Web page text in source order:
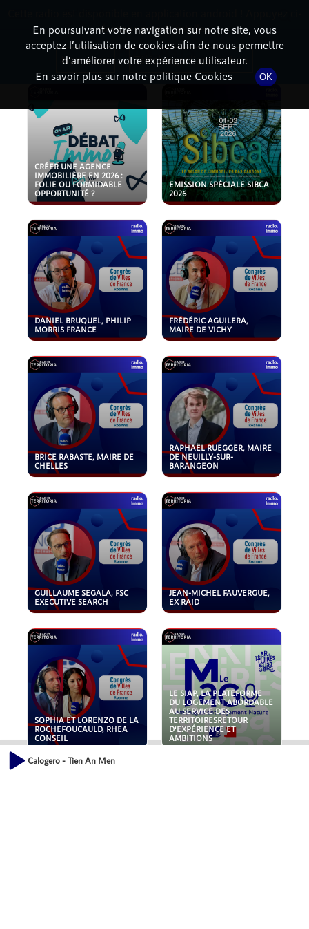
PODCASTS
CRÉER UNE AGENCE
IMMOBILIÈRE EN 2026 :
FOLIE OU FORMIDABLE
OPPORTUNITÉ ?
EMISSION SPÉCIALE SIBCA
2026
DANIEL BRUQUEL, PHILIP
MORRIS FRANCE
FRÉDÉRIC AGUILERA,
MAIRE DE VICHY
BRICE RABASTE, MAIRE DE
CHELLES
RAPHAËL RUEGGER, MAIRE
DE NEUILLY-SUR-
BARANGEON
GUILLAUME SEGALA, FSC
EXECUTIVE SEARCH
JEAN-MICHEL FAUVERGUE,
EX RAID
SOPHIA ET LORENZO DE LA
ROCHEFOUCAULD, RHEA
CONSEIL
LE SIAP, LA PLATEFORME
DU LOGEMENT ABORDABLE
AU SERVICE DES
TERRITOIRESRETOUR
D'EXPÉRIENCE ET
AMBITIONS
Calogero - Tien An Men
En poursuivant votre navigation sur notre site, vous
acceptez l’utilisation de cookies afin de nous permettre
d’améliorer votre expérience utilisateur.
En savoir plus sur notre politique Cookies
OK
dessous pour l'installer.
Non merci Télécharger l'application